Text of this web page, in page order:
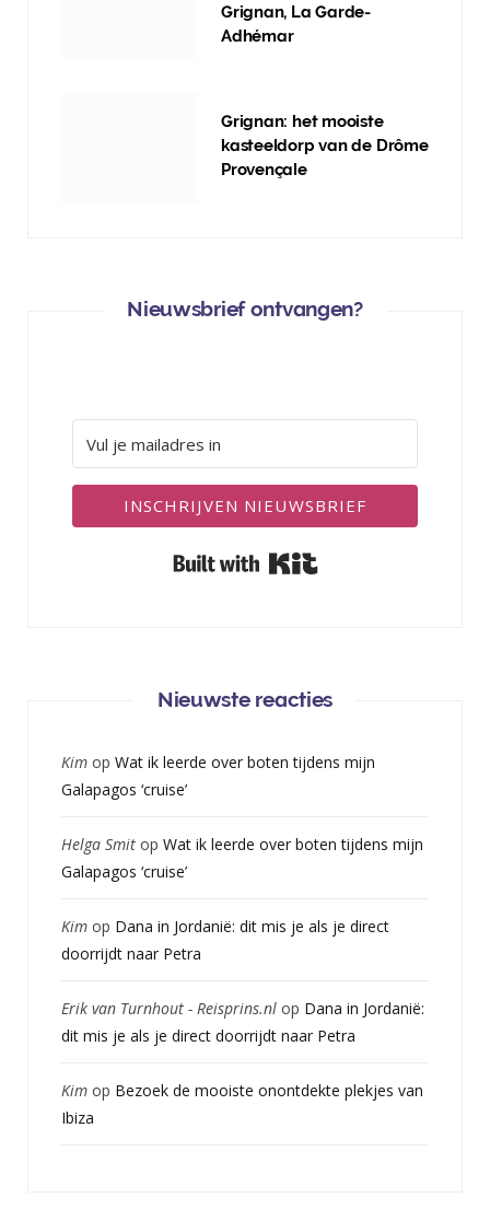
Grignan, La Garde-
Adhémar
Grignan: het mooiste
kasteeldorp van de Drôme
Provençale
Nieuwsbrief ontvangen?
INSCHRIJVEN NIEUWSBRIEF
Nieuwste reacties
Kim op Wat ik leerde over boten tijdens mijn
Galapagos ‘cruise’
Helga Smit op Wat ik leerde over boten tijdens mijn
Galapagos ‘cruise’
Kim op Dana in Jordanië: dit mis je als je direct
doorrijdt naar Petra
Erik van Turnhout - Reisprins.nl op Dana in Jordanië:
dit mis je als je direct doorrijdt naar Petra
Kim op Bezoek de mooiste onontdekte plekjes van
Ibiza